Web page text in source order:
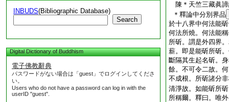
INBUDS(Bibliographic Database)
Search
Digital Dictionary of Buddhism
電子佛教辭典
パスワードがない場合は「guest」でログインしてくださ
い。
Users who do not have a password can log in with the
userID "guest".
陳＊天竺三藏眞
＊釋論中分別界品
於十八界中何法能
何法所燒。何法能
所斫。謂是外四界
薪。即是能斫所斫
斷隔其生起名斫。
餘。不可令二故。
不成根。所斫諸分
清淨故。如能斫所
所稱爾。釋曰。唯